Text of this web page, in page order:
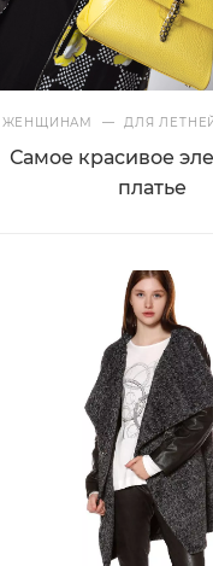
ЖЕНЩИНАМ — ДЛЯ
Самое красивое
платье